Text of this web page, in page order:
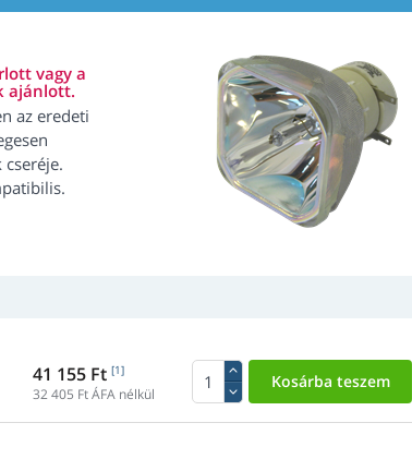
vagy a
ajánlott.
az eredeti
41 155 Ft [1]
32 405 Ft ÁFA nélkül